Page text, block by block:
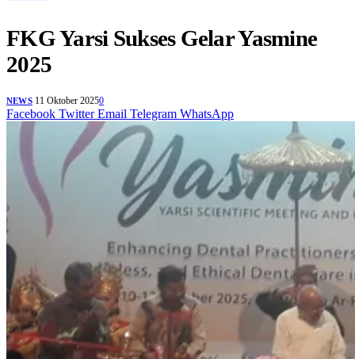
FKG Yarsi Sukses Gelar Yasmine
2025
NEWS 11 Oktober 20250
Facebook Twitter Email Telegram WhatsApp